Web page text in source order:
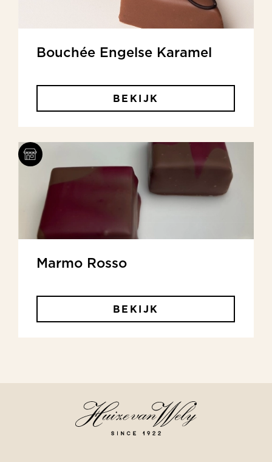
Bouchée Engelse Karamel
BEKIJK
Marmo Rosso
BEKIJK